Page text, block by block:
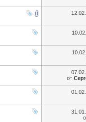
от